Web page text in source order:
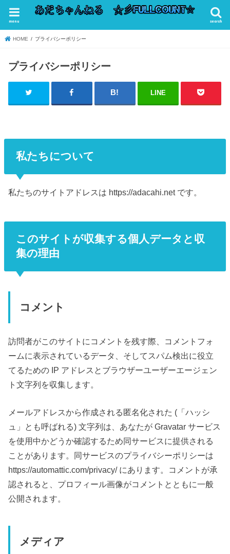
search
menu
HOME プライバシーポリシー
プライバシーポリシー
LINE
私たちについて
私たちのサイトアドレスは https://adacahi.net です。
このサイトが収集する個人データと収
集の理由
コメント
訪問者がこのサイトにコメントを残す際、コメントフォ
ームに表示されているデータ、そしてスパム検出に役立
てるための IP アドレスとブラウザーユーザーエージェン
ト文字列を収集します。
メールアドレスから作成される匿名化された (「ハッシ
ュ」とも呼ばれる) 文字列は、あなたが Gravatar サービス
を使用中かどうか確認するため同サービスに提供される
ことがあります。同サービスのプライバシーポリシーは
https://automattic.com/privacy/ にあります。コメントが承
認されると、プロフィール画像がコメントとともに一般
公開されます。
メディア